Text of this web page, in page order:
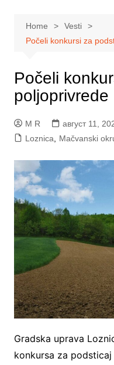
Home
Vesti
Počeli konkursi za
Počeli
poljoprivrede
M R
август 11,
Loznica, Mačvanski
Gradska uprava
konkursa za